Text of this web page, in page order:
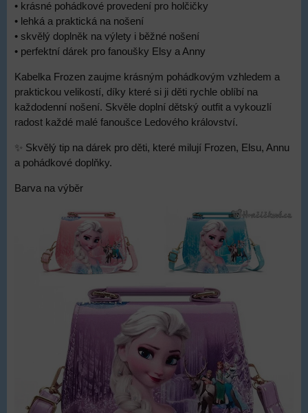
• krásné pohádkové provedení pro holčičky
• lehká a praktická na nošení
• skvělý doplněk na výlety i běžné nošení
• perfektní dárek pro fanoušky Elsy a Anny
Kabelka Frozen zaujme krásným pohádkovým vzhledem a
praktickou velikostí, díky které si ji děti rychle oblíbí na
každodenní nošení. Skvěle doplní dětský outfit a vykouzlí
radost každé malé fanoušce Ledového království.
✨ Skvělý tip na dárek pro děti, které milují Frozen, Elsu, Annu
a pohádkové doplňky.
Barva na výběr